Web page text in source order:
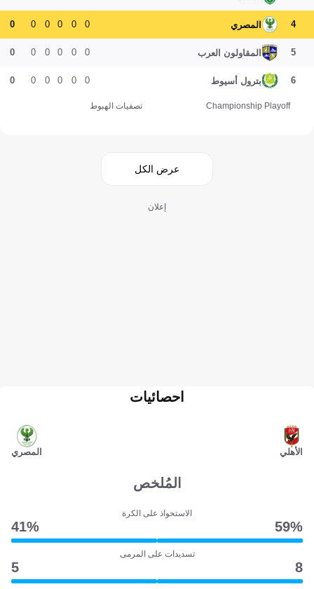
4 المصري 0
0
0
0
0
0
5 المقاولون العرب 0
0
0
0
0
0
6 بترول أسيوط 0
0
0
0
0
0
Championship Playoff تصفيات الهبوط
عرض الكل
إعلان
الأهلي
احصائيات
المصري
المُلخص
الاستحواذ على الكرة
59‎%‎
41‎%‎
تسديدات على المرمى
8
5